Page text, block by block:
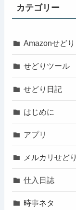
カテゴリー
Amazonせどり
せどりツール
せどり日記
はじめに
アプリ
メルカリせどり
仕入日誌
時事ネタ